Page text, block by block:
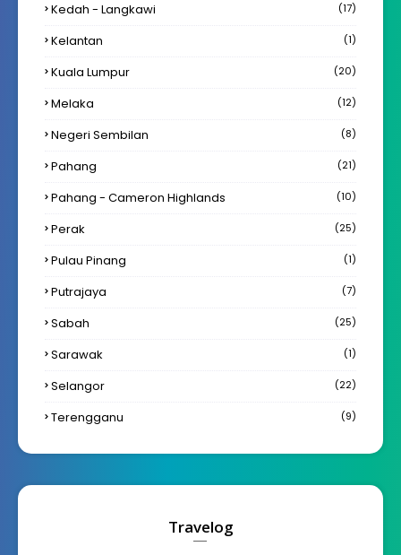
Kedah - Langkawi (17)
Kelantan (1)
Kuala Lumpur (20)
Melaka (12)
Negeri Sembilan (8)
Pahang (21)
Pahang - Cameron Highlands (10)
Perak (25)
Pulau Pinang (1)
Putrajaya (7)
Sabah (25)
Sarawak (1)
Selangor (22)
Terengganu (9)
Travelog